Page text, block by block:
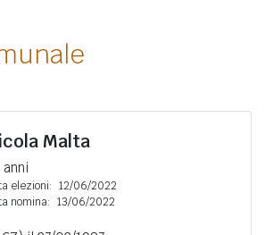
Malta
anni
elezioni: 12/06/2022
nomina: 13/06/2022